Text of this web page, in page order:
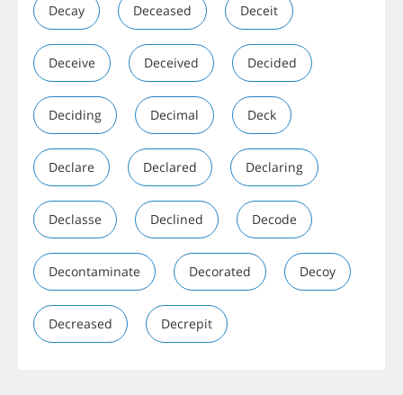
Decay Deceased Deceit
Deceive Deceived Decided
Deciding Decimal Deck
Declare Declared Declaring
Declasse Declined Decode
Decontaminate Decorated Decoy
Decreased Decrepit